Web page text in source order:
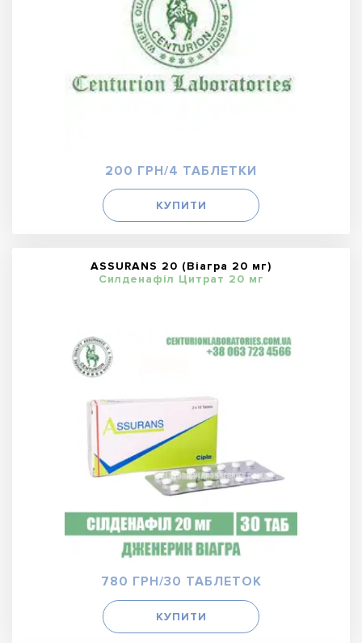
200 ГРН/4 ТАБЛЕТКИ
КУПИТИ
ASSURANS 20 (Віагра 20 мг)
Силденафіл Цитрат 20 мг
780 ГРН/30 ТАБЛЕТОК
КУПИТИ